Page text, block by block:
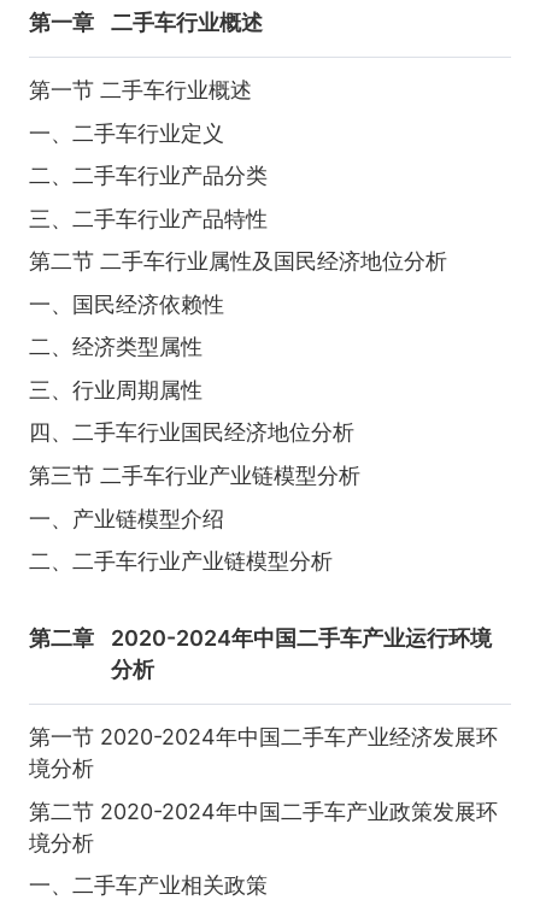
第一章 二手车行业概述
第一节 二手车行业概述
一、二手车行业定义
二、二手车行业产品分类
三、二手车行业产品特性
第二节 二手车行业属性及国民经济地位分析
一、国民经济依赖性
二、经济类型属性
三、行业周期属性
四、二手车行业国民经济地位分析
第三节 二手车行业产业链模型分析
一、产业链模型介绍
二、二手车行业产业链模型分析
第二章
2020-2024年中国二手车产业运行环境
分析
第一节 2020-2024年中国二手车产业经济发展环
境分析
第二节 2020-2024年中国二手车产业政策发展环
境分析
一、二手车产业相关政策